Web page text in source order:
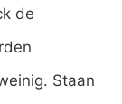
de
Staan